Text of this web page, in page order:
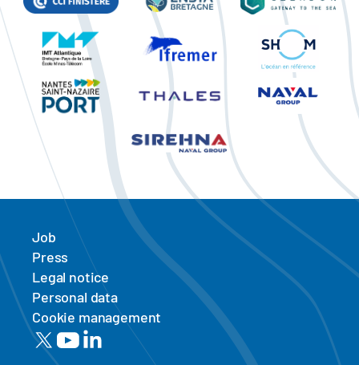
Job
Press
Legal notice
Personal data
Cookie management